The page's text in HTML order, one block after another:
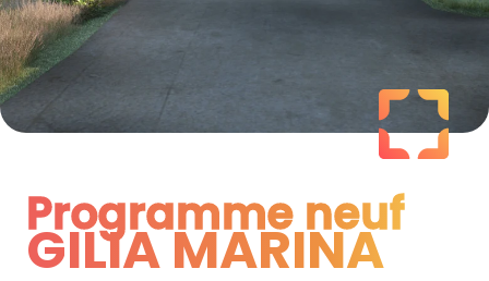
Programme neuf
GILIA MARINA